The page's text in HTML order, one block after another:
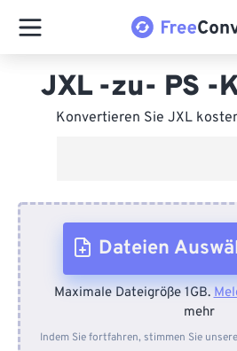
JXL -zu- PS -
Konvertieren Sie JXL
Dateien
Vom Gerät
Maximale Dateigröße 1GB.
mehr
Indem Sie fortfahren, stimmen Sie